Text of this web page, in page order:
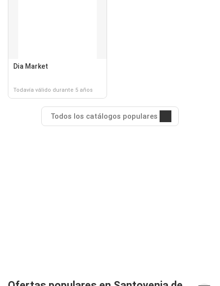
Dia Market
Todavía válido durante 5 años
Todos los catálogos populares